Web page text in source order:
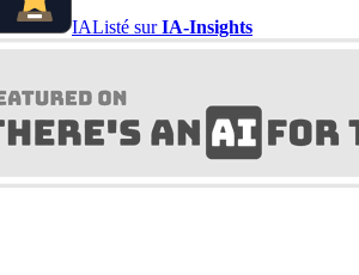
IAListé surIA-Insights